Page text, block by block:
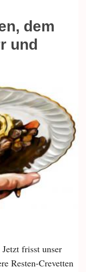
dem
und
frisst unser
Resten-Crevetten